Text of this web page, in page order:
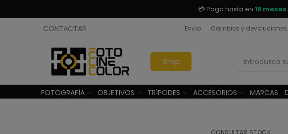
💳 Paga hasta en 18 meses
CONTACTAR Envío Cambios y devoluciones
Shop
FOTOGRAFÍA OBJETIVOS TRÍPODES ACCESORIOS MARCAS